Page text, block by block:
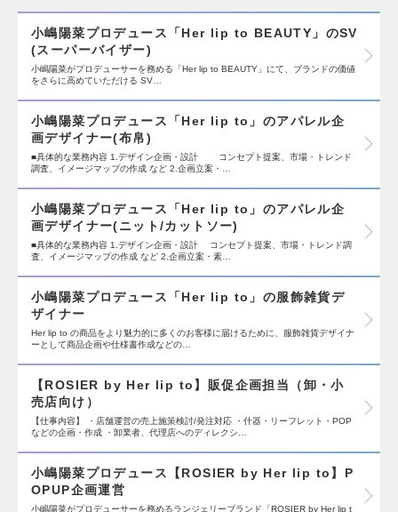
小嶋陽菜プロデュース「Her lip to BEAUTY」のSV
(スーパーバイザー)
小嶋陽菜がプロデューサーを務める「Her lip to BEAUTY」にて、ブランドの価値
をさらに高めていただける SV…
小嶋陽菜プロデュース「Her lip to」のアパレル企
画デザイナー(布帛)
■具体的な業務内容 1.デザイン企画・設計 コンセプト提案、市場・トレンド
調査、イメージマップの作成 など 2.企画立案・…
小嶋陽菜プロデュース「Her lip to」のアパレル企
画デザイナー(ニット/カットソー)
■具体的な業務内容 1.デザイン企画・設計 コンセプト提案、市場・トレンド調
査、イメージマップの作成 など 2.企画立案・素…
小嶋陽菜プロデュース「Her lip to」の服飾雑貨デ
ザイナー
Her lip to の商品をより魅力的に多くのお客様に届けるために、服飾雑貨デザイナ
ーとして商品企画や仕様書作成などの…
【ROSIER by Her lip to】販促企画担当（卸・小
売店向け）
【仕事内容】 ・店舗運営の売上施策検討/発注対応 ・什器・リーフレット・POP
などの企画・作成 ・卸業者、代理店へのディレクシ…
小嶋陽菜プロデュース【ROSIER by Her lip to】P
OPUP企画運営
小嶋陽菜がプロデューサーを務めるランジェリーブランド「ROSIER by Her lip t